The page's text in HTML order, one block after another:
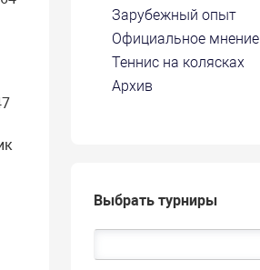
Зарубежный опыт
Официальное мнение
Теннис на колясках
Архив
Выбрать турниры